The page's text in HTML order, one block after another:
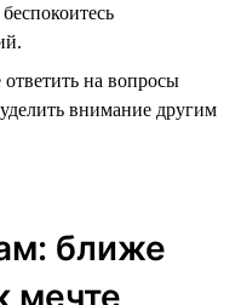
ответить на вопросы
внимание другим
ближе
мечте